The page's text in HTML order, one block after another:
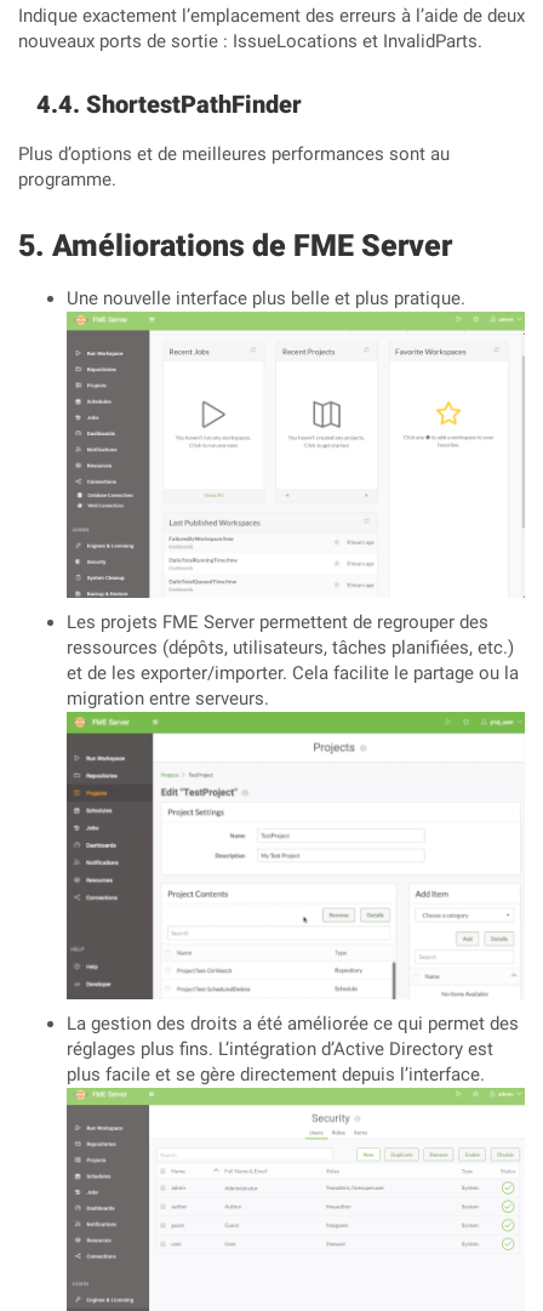
Indique exactement l’emplacement des erreurs à l’aide de deux
nouveaux ports de sortie : IssueLocations et InvalidParts.
ShortestPathFinder
Plus d’options et de meilleures performances sont au
programme.
Améliorations de FME Server
Une nouvelle interface plus belle et plus pratique.
Les projets FME Server permettent de regrouper des
ressources (dépôts, utilisateurs, tâches planifiées, etc.)
et de les exporter/importer. Cela facilite le partage ou la
migration entre serveurs.
La gestion des droits a été améliorée ce qui permet des
réglages plus fins. L’intégration d’Active Directory est
plus facile et se gère directement depuis l’interface.